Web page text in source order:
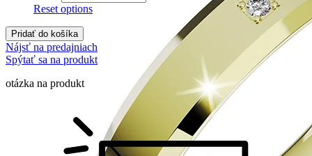
Reset options
Pridať do košíka
Nájsť na predajniach
Spýtať sa na produkt
otázka na produkt